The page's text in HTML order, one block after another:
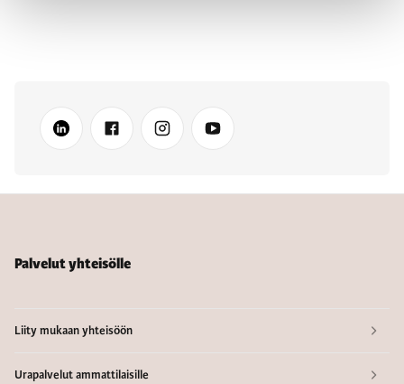
Palvelut yhteisölle
Liity mukaan yhteisöön
Urapalvelut ammattilaisille